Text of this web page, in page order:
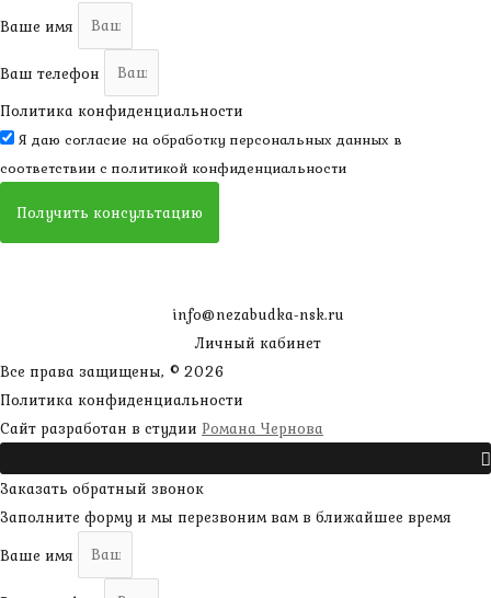
Ваше имя
Ваш телефон
Политика конфиденциальности
Я даю согласие на обработку персональных данных в
соответствии с политикой конфиденциальности
Получить консультацию
info@nezabudka-nsk.ru
Личный кабинет
Все права защищены, © 2026
Политика конфиденциальности
Сайт разработан в студии Романа Чернова
Заказать обратный звонок
Заполните форму и мы перезвоним вам в ближайшее время
Ваше имя